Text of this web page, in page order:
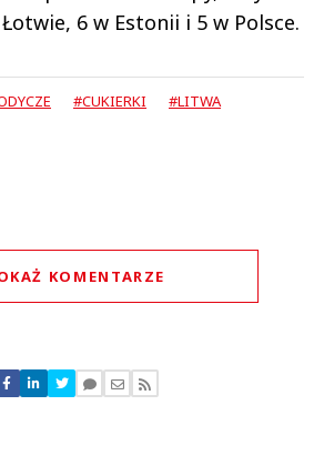
6 w Estonii i 5 w Polsce.
#CUKIERKI
#LITWA
KOMENTARZE
Nie znaleziono komentarzy
swoje komentarze